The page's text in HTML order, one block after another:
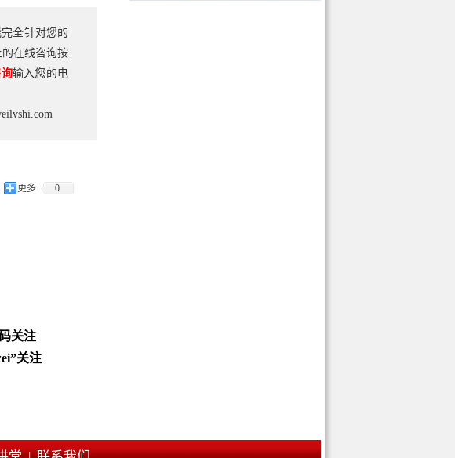
全针对您的
在线咨询按
输入您的电
更多 0
关注
关注